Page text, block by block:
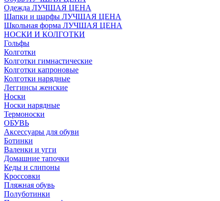
Одежда ЛУЧШАЯ ЦЕНА
Шапки и шарфы ЛУЧШАЯ ЦЕНА
Школьная форма ЛУЧШАЯ ЦЕНА
НОСКИ И КОЛГОТКИ
Гольфы
Колготки
Колготки гимнастические
Колготки капроновые
Колготки нарядные
Леггинсы женские
Носки
Носки нарядные
Термоноски
ОБУВЬ
Аксессуары для обуви
Ботинки
Валенки и угги
Домашние тапочки
Кеды и слипоны
Кроссовки
Пляжная обувь
Полуботинки